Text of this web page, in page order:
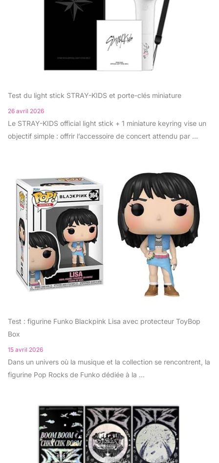
Test du light stick STRAY-KIDS et porte-clés miniature
26 avril 2026
Le STRAY-KIDS official light stick + 1 miniature keyring vise un
objectif simple : offrir l’accessoire de concert attendu par ...
Test : figurine Funko Blackpink Lisa avec protecteur ToyBop
Box
15 avril 2026
Dans un univers où la musique et la collection se rencontrent, la
figurine Pop Rocks de Funko dédiée à la ...